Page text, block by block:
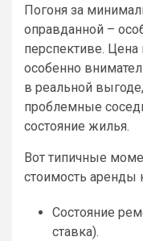
Погоня за
оправданной –
перспективе.
особенно
в реальной
проблемные
состояние жилья.
Вот типичные
стоимость аренды
Состояние
ставка).